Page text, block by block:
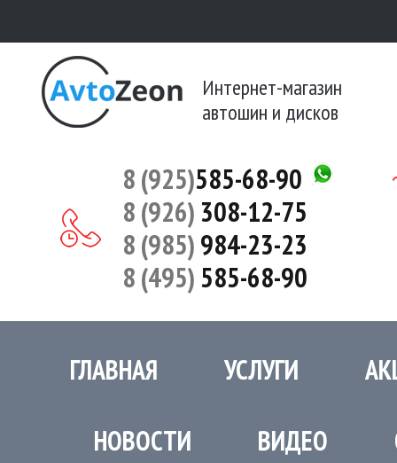
Интернет-магазин
автошин и дисков
8 (925)585-68-90
8 (926) 308-12-75
8 (985)984-23-23
8 (495)585-68-90
ГЛАВНАЯ УСЛУГИ
НОВОСТИ ВИДЕО